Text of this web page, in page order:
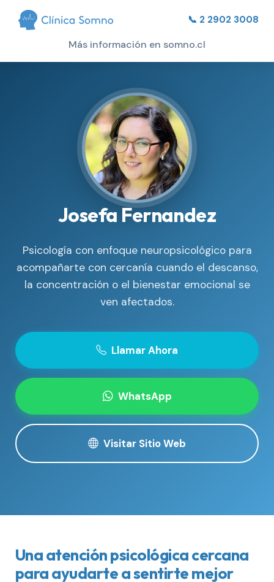
📞 2 2902 3008
Más información en somno.cl
Josefa Fernandez
Psicología con enfoque neuropsicológico para
acompañarte con cercanía cuando el descanso,
la concentración o el bienestar emocional se
ven afectados.
Llamar Ahora
WhatsApp
Visitar Sitio Web
Una atención psicológica cercana
para ayudarte a sentirte mejor